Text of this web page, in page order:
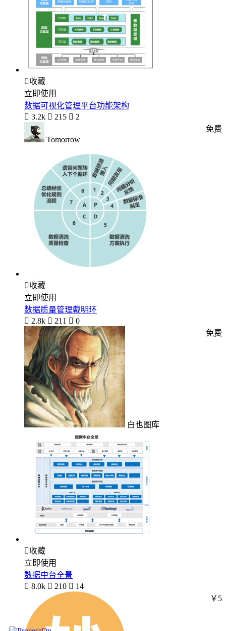
收藏
立即使用
数据可视化管理平台功能架构
 3.2k  215  2
Tomorrow
免费
收藏
立即使用
数据质量管理戴明环
 2.8k  211  0
白也图库
免费
收藏
立即使用
数据中台全景
 8.0k  210  14
￥5